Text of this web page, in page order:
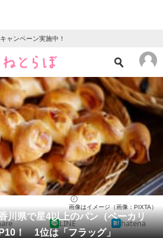
ャンペーン実施中！
ニュース
クイズ
地域
教育・育児
リサーチ
川県で星4以上のパン（ベーカリ
！ 1位は「フラッグ」
画像はイメージ（画像：PIXTA）
LINE hatena